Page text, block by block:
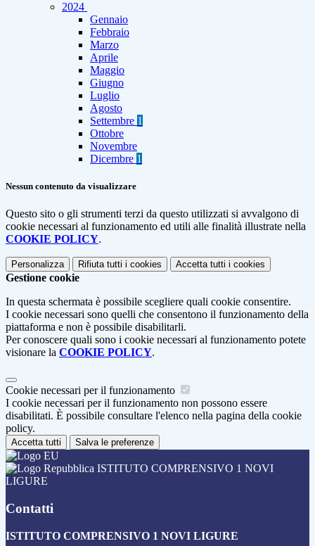
2024
Gennaio
Febbraio
Marzo
Aprile
Maggio
Giugno
Luglio
Agosto
Settembre 1
Ottobre
Novembre
Dicembre 1
Nessun contenuto da visualizzare
Questo sito o gli strumenti terzi da questo utilizzati si avvalgono di
cookie necessari al funzionamento ed utili alle finalità illustrate nella
COOKIE POLICY.
Personalizza Rifiuta tutti i cookies Accetta tutti i cookies
Gestione cookie
In questa schermata è possibile scegliere quali cookie consentire.
I cookie necessari sono quelli che consentono il funzionamento della
piattaforma e non è possibile disabilitarli.
Per conoscere quali sono i cookie necessari al funzionamento potete
visionare la COOKIE POLICY.
Cookie necessari per il funzionamento
I cookie necessari per il funzionamento non possono essere
disabilitati. È possibile consultare l'elenco nella pagina della cookie
policy.
Accetta tutti Salva le preferenze
ISTITUTO COMPRENSIVO 1 NOVI
LIGURE
Contatti
ISTITUTO COMPRENSIVO 1 NOVI LIGURE